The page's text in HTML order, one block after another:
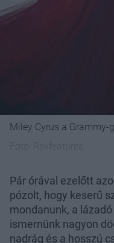
Miley Cyrus a Grammy-
Pár órával ezelőtt
pózolt, hogy keserű
mondanunk, a
ismernünk nagyon
nadrág és a hosszú